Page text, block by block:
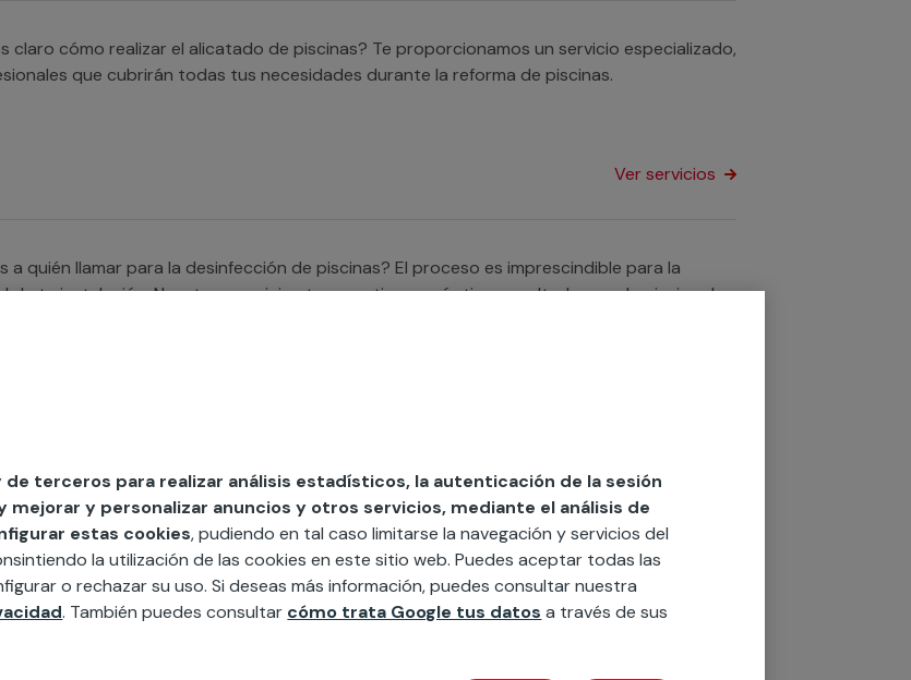
claro cómo realizar el alicatado de piscinas? Te proporcionamos un servicio especializado,
que cubrirán todas tus necesidades durante la reforma de piscinas.
Ver servicios
a quién llamar para la desinfección de piscinas? El proceso es imprescindible para la
de tu instalación. Nuestros servicios te garantizan un óptimo resultado para la piscina de
alguien que te ayude con la impermeabilización de piscinas? Contamos con equipos de
la materia que cubrirán cualquier necesidad en la impermeabilización de piscinas de
de cualquier otro tipo.
Ver servicios
terceros para realizar análisis estadísticos, la autenticación de la sesión
y personalizar anuncios y otros servicios, mediante el análisis de
estas cookies, pudiendo en tal caso limitarse la navegación y servicios del
la utilización de las cookies en este sitio web. Puedes aceptar todas las
o rechazar su uso. Si deseas más información, puedes consultar nuestra
. También puedes consultar cómo trata Google tus datos a través de sus